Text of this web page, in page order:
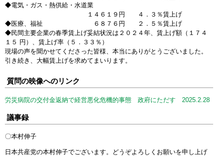
◆電気・ガス・熱供給・水道業
１４６１９円 ４．３％賃上げ
◆医療、福祉 ６８７６円 ２．５％賃上げ
◆民間主要企業の春季賃上げ妥結状況は２０２４年、賃上げ額（１７４
１５ 円）、賃上げ率（５．３３％）
現場の声を聞かせてくださった皆様、本当にありがとうございました。
引き続き、大幅賃上げを求めてまいります。
質問の映像へのリンク
労災病院の交付金返納で経営悪化危機的事態 政府にただす 2025.2.28
議事録
〇本村伸子
日本共産党の本村伸子でございます。どうぞよろしくお願いを申し上げ